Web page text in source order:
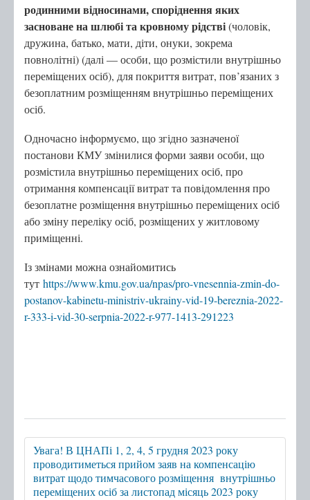
родинними відносинами, споріднення яких
засноване на шлюбі та кровному рідстві(чоловік,
дружина, батько, мати, діти, онуки, зокрема
повнолітні) (далі — особи, що розмістили внутрішньо
переміщених осіб), для покриття витрат, пов’язаних з
безоплатним розміщенням внутрішньо переміщених
осіб.
Одночасно інформуємо, що згідно зазначеної
постанови КМУ змінилися форми заяви особи, що
розмістила внутрішньо переміщених осіб, про
отримання компенсації витрат та повідомлення про
безоплатне розміщення внутрішньо переміщених осіб
або зміну переліку осіб, розміщених у житловому
приміщенні.
Із змінами можна ознайомитись
тут https://www.kmu.gov.ua/npas/pro-vnesennia-zmin-do-
postanov-kabinetu-ministriv-ukrainy-vid-19-bereznia-2022-
r-333-i-vid-30-serpnia-2022-r-977-1413-291223
Увага! В ЦНАПі 1, 2, 4, 5 грудня 2023 року
проводитиметься прийом заяв на компенсацію
витрат щодо тимчасового розміщення внутрішньо
переміщених осіб за листопад місяць 2023 року